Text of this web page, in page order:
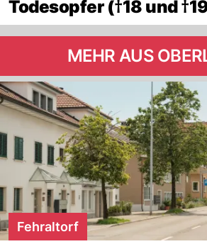
Todesopfer (†18 und
MEHR AUS
Fehraltorf